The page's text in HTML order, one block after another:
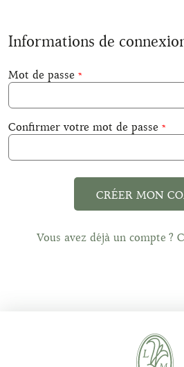
Informations de
Mot de passe
Confirmer votre mot de passe
CRÉER MON
Vous avez déjà un compte ?